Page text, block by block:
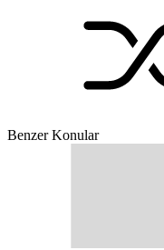
Benzer Konular